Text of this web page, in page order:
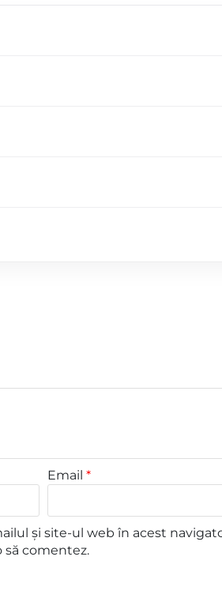
Email*
și site-ul web în acest
să comentez.